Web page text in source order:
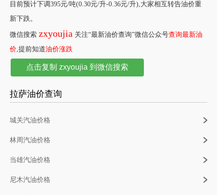
目前预计下调395元/吨(0.30元/升-0.36元/升),大家相互转告油价重
新下跌。
微信搜索 zxyoujia 关注“最新油价查询”微信公众号查询最新油
价,提前知道油价涨跌
点击复制 zxyoujia 到微信搜索
拉萨油价查询
城关汽油价格
林周汽油价格
当雄汽油价格
尼木汽油价格